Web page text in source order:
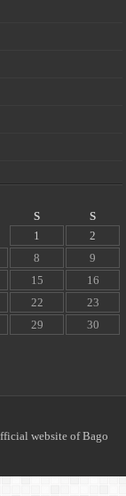
S
S
1
2
8
9
15
16
22
23
29
30
website of Bago